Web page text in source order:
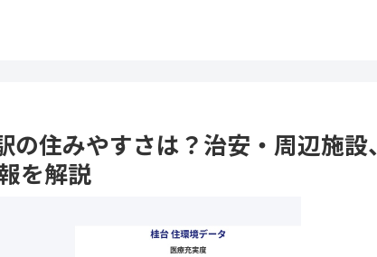
の住みやすさは？治安・周辺施設、
を解説